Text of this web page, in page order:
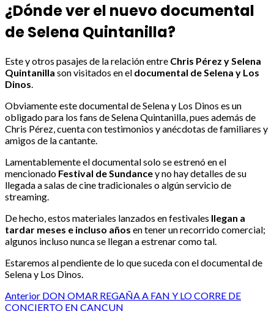
¿Dónde ver el nuevo documental
de Selena Quintanilla?
Este y otros pasajes de la relación entre Chris Pérez y Selena
Quintanilla son visitados en el documental de Selena y Los
Dinos.
Obviamente este documental de Selena y Los Dinos es un
obligado para los fans de Selena Quintanilla, pues además de
Chris Pérez, cuenta con testimonios y anécdotas de familiares y
amigos de la cantante.
Lamentablemente el documental solo se estrenó en el
mencionado Festival de Sundancey no hay detalles de su
llegada a salas de cine tradicionales o algún servicio de
streaming.
De hecho, estos materiales lanzados en festivales llegan a
tardar meses e incluso años en tener un recorrido comercial;
algunos incluso nunca se llegan a estrenar como tal.
Estaremos al pendiente de lo que suceda con el documental de
Selena y Los Dinos.
Post
Anterior DON OMAR REGAÑA A FAN Y LO CORRE DE
CONCIERTO EN CANCUN